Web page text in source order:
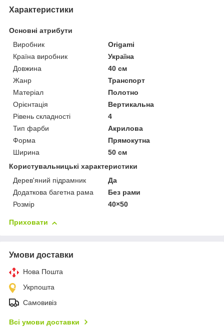
Характеристики
Основні атрибути
Виробник
Origami
Країна виробник
Україна
Довжина
40 см
Жанр
Транспорт
Матеріал
Полотно
Орієнтація
Вертикальна
Рівень складності
4
Тип фарби
Акрилова
Форма
Прямокутна
Ширина
50 см
Користувальницькі характеристики
Дерев'яний підрамник
Да
Додаткова багетна рама
Без рами
Розмір
40×50
Приховати
Умови доставки
Нова Пошта
Укрпошта
Самовивіз
Всі умови доставки